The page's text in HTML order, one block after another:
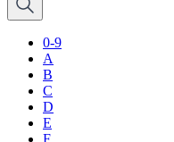
0-9
A
B
C
D
E
F